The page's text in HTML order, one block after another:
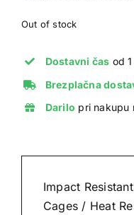
Out of stock
Dostavni čas od
Brezplačna
Darilo pri nakupu
Impact
Cages / Heat